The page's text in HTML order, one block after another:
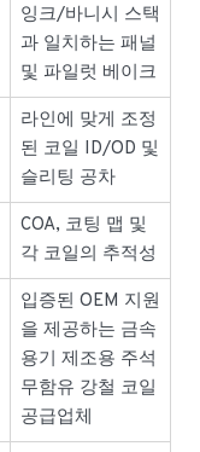
잉크/바니시 스택
과 일치하는 패널
및 파일럿 베이크
라인에 맞게 조정
된 코일 ID/OD 및
슬리팅 공차
COA, 코팅 맵 및
각 코일의 추적성
입증된 OEM 지원
을 제공하는 금속
용기 제조용 주석
무함유 강철 코일
공급업체